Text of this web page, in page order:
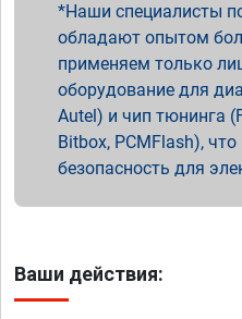
Наши специалисты
обладают опытом
применяем только
оборудование для
Autel) и чип тюнинга
Bitbox, PCMFlash), что
безопасность для
Ваши действия: